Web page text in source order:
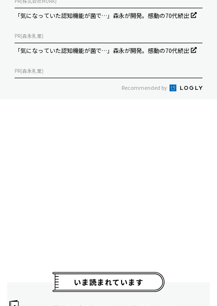
「気になっていた認知機能が菌で…」森永が開発。感動の70代続出
PR(森永乳業)
「気になっていた認知機能が菌で…」森永が開発。感動の70代続出
PR(森永乳業)
Recommended by
いま読まれています